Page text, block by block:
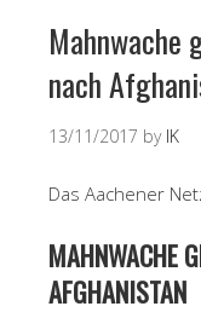
Mahnwache
nach
13/11/2017 by IK
Das Aachener
MAHNWACHE
AFGHANISTAN